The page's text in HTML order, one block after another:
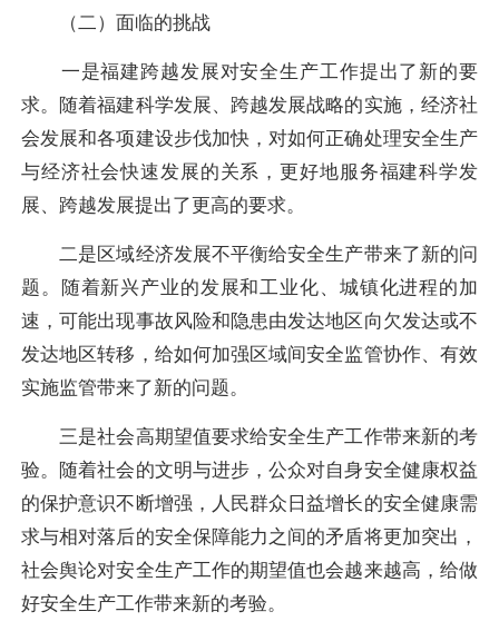
（二）面临的挑战
一是福建跨越发展对安全生产工作提出了新的要
求。随着福建科学发展、跨越发展战略的实施，经济社
会发展和各项建设步伐加快，对如何正确处理安全生产
与经济社会快速发展的关系，更好地服务福建科学发
展、跨越发展提出了更高的要求。
二是区域经济发展不平衡给安全生产带来了新的问
题。随着新兴产业的发展和工业化、城镇化进程的加
速，可能出现事故风险和隐患由发达地区向欠发达或不
发达地区转移，给如何加强区域间安全监管协作、有效
实施监管带来了新的问题。
三是社会高期望值要求给安全生产工作带来新的考
验。随着社会的文明与进步，公众对自身安全健康权益
的保护意识不断增强，人民群众日益增长的安全健康需
求与相对落后的安全保障能力之间的矛盾将更加突出，
社会舆论对安全生产工作的期望值也会越来越高，给做
好安全生产工作带来新的考验。